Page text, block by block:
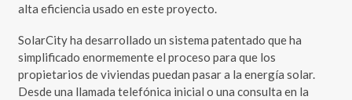
alta eficiencia usado en este proyecto.
SolarCity ha desarrollado un sistema patentado que ha
simplificado enormemente el proceso para que los
propietarios de viviendas puedan pasar a la energía solar.
Desde una llamada telefónica inicial o una consulta en la